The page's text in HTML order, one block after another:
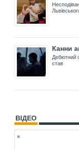
Канни
Дебютний
став
ВІДЕО